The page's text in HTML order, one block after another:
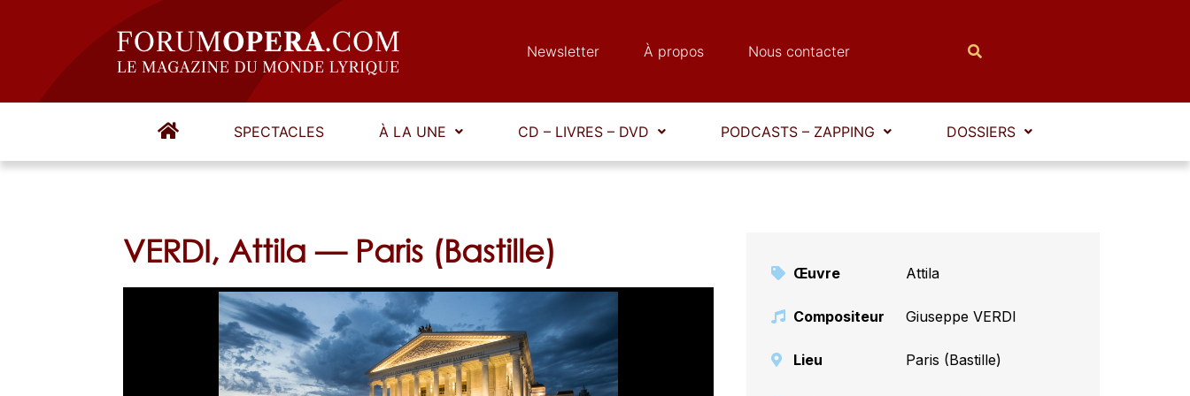
Newsletter À propos Nous contacter
SPECTACLES À LA UNE CD – LIVRES – DVD PODCASTS – ZAPPING DOSSIERS
VERDI, Attila — Paris (Bastille)
Œuvre Attila
Compositeur Giuseppe VERDI
Lieu Paris (Bastille)